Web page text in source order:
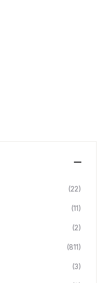
(22)
(11)
(2)
(811)
(3)